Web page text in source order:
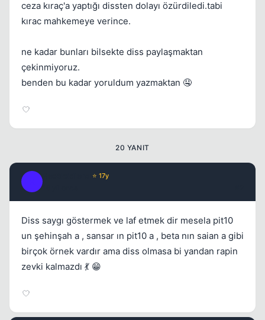
ceza kıraç'a yaptığı dissten dolayı özürdiledi.tabi
kırac mahkemeye verince.
ne kadar bunları bilsekte diss paylaşmaktan
çekinmiyoruz.
benden bu kadar yoruldum yazmaktan 🤤
20 YANIT
⭐ 17y
Diss saygı göstermek ve laf etmek dir mesela pit10
un şehinşah a , sansar ın pit10 a , beta nın saian a gibi
birçok örnek vardır ama diss olmasa bi yandan rapin
zevki kalmazdı 💃 😁